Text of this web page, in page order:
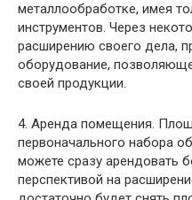
металлообработке, имея
инструментов. Через
расширению своего дела,
оборудование,
своей продукции.
4. Аренда помещения.
первоначального набора
можете сразу арендовать
перспективой на